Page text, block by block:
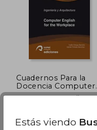
Cuadernos Para la
Docencia Computer
Enhlish for the
Ortega Barrera Ivalla
Servicio De Publicaciones
Y Difusión Científica De
Estás viendo